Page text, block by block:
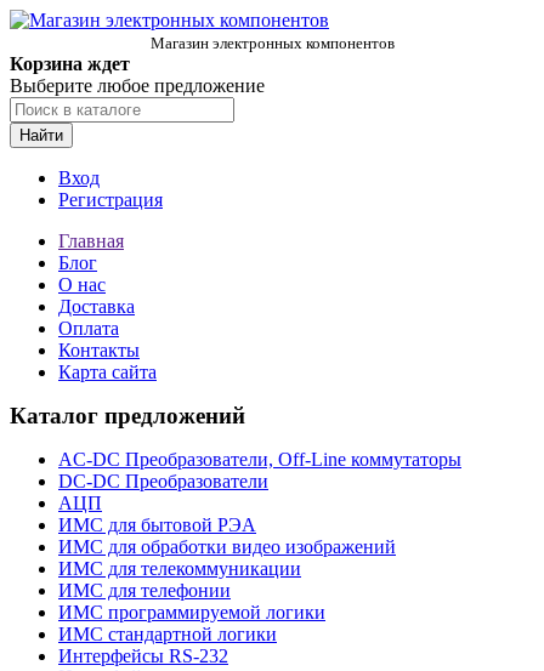
Магазин электронных компонентов
Корзина ждет
Выберите любое предложение
Найти
Вход
Регистрация
Главная
Блог
О нас
Доставка
Оплата
Контакты
Карта сайта
Каталог предложений
AC-DC Преобразователи, Off-Line коммутаторы
DC-DC Преобразователи
АЦП
ИМС для бытовой РЭА
ИМС для обработки видео изображений
ИМС для телекоммуникации
ИМС для телефонии
ИМС программируемой логики
ИМС стандартной логики
Интерфейсы RS-232